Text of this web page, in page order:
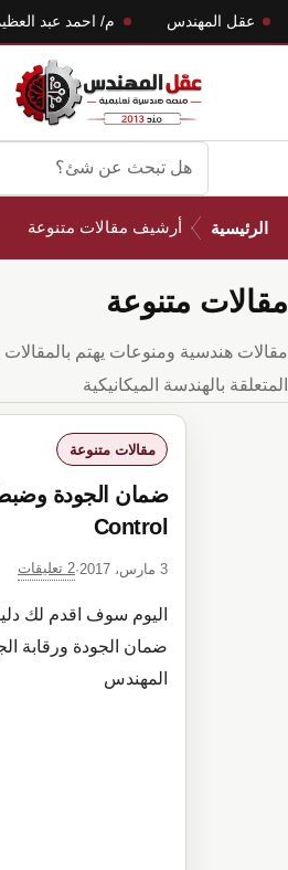
Skip
to
Skip
to
عقل المهندس م/ احمد عبد
عقل المهندس
شروحات في مجال الهندسة والتفتيش
تبحث
عن
شئ؟
الرئيسية /أرشيف مقالات متنوعة
مقالات متنوعة
مقالات هندسية ومنوعات يهتم
المتعلقة بالهندسة الميكانيكية
مقالات متنوعة
Control
3 مارس، 2017 ·2 تعليقات
اليوم سوف اقدم لك
المهندس